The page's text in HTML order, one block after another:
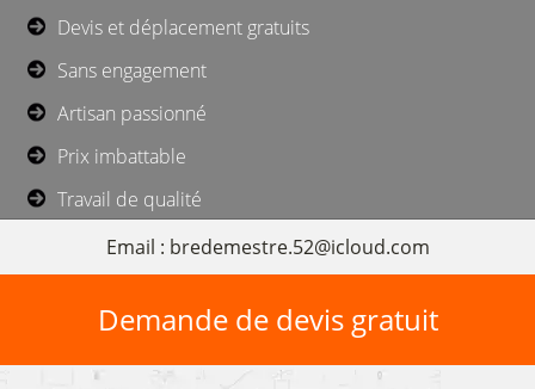
Devis et déplacement gratuits
Sans engagement
Artisan passionné
Prix imbattable
Travail de qualité
Email : bredemestre.52@icloud.com
Demande de devis gratuit